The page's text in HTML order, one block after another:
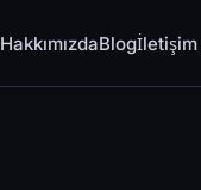
HakkımızdaBlogİletişim